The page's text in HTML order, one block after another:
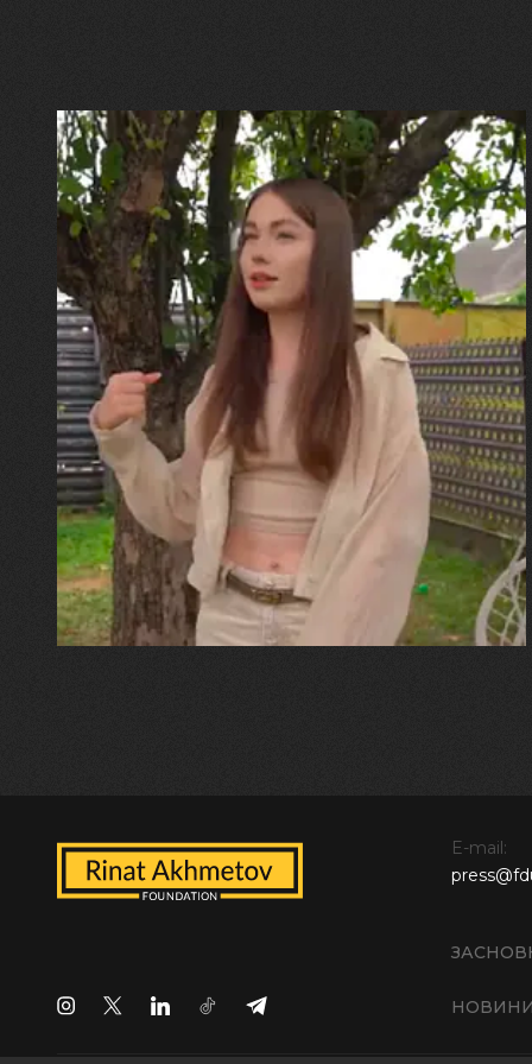
30.07.2026
Калина, Дарина та Віра Папроцькі
"Хвиля була, як від моря,
прозора і велика… Я ледве
встигла схопити племінницю"
E-mail: